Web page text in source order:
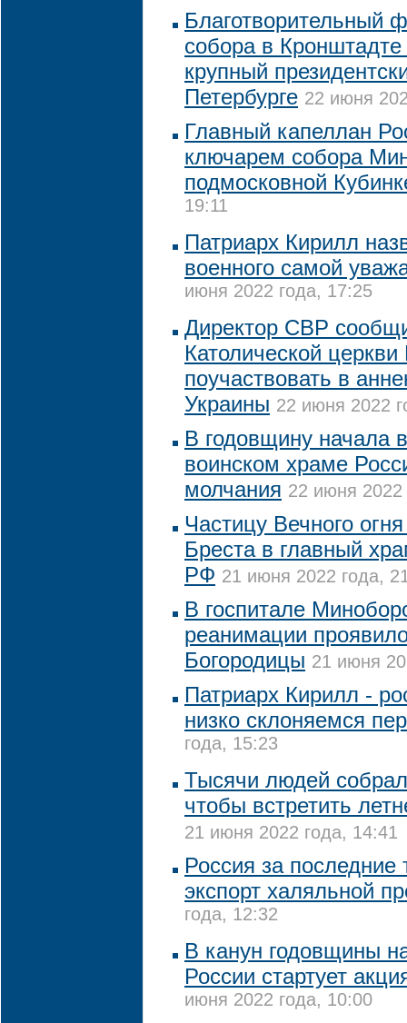
Благотворительный
собора в
крупный
Петербурге 22 июня
Главный капеллан
ключарем собора
подмосковной
19:11
Патриарх Кирилл
военного самой
июня 2022 года, 17:25
Директор СВР
Католической
поучаствовать в
Украины 22 июня 2022
В годовщину начала
воинском храме
молчания 22 июня 2022
Частицу Вечного
Бреста в главный
РФ 21 июня 2022 года,
В госпитале
реанимации
Богородицы 21 июня
Патриарх Кирилл -
низко склоняемся
года, 15:23
Тысячи людей
чтобы встретить
21 июня 2022 года, 14:41
Россия за последние
экспорт халяльной
года, 12:32
В канун годовщины
России стартует
июня 2022 года, 10:00